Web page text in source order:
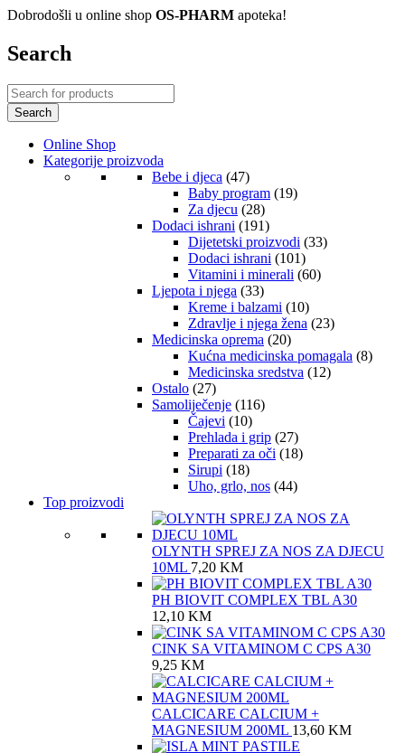
Dobrodošli u online shop OS-PHARM apoteka!
Search
Online Shop
Kategorije proizvoda
Bebe i djeca (47)
Baby program (19)
Za djecu (28)
Dodaci ishrani (191)
Dijetetski proizvodi (33)
Dodaci ishrani (101)
Vitamini i minerali (60)
Ljepota i njega (33)
Kreme i balzami (10)
Zdravlje i njega žena (23)
Medicinska oprema (20)
Kućna medicinska pomagala (8)
Medicinska sredstva (12)
Ostalo (27)
Samoliječenje (116)
Čajevi (10)
Prehlada i grip (27)
Preparati za oči (18)
Sirupi (18)
Uho, grlo, nos (44)
Top proizvodi
OLYNTH SPREJ ZA NOS ZA DJECU
10ML 7,20 KM
PH BIOVIT COMPLEX TBL A30
12,10 KM
CINK SA VITAMINOM C CPS A30
9,25 KM
CALCICARE CALCIUM +
MAGNESIUM 200ML 13,60 KM